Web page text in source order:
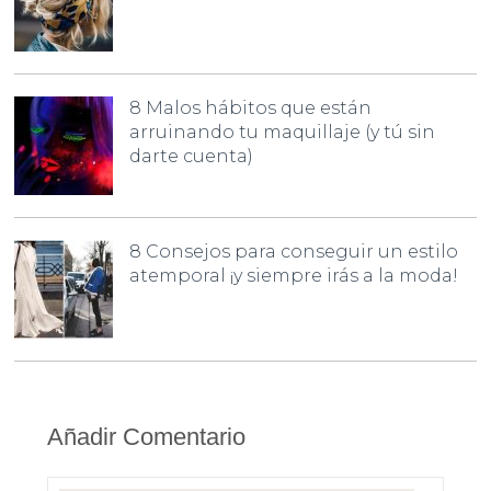
8 Malos hábitos que están
arruinando tu maquillaje (y tú sin
darte cuenta)
8 Consejos para conseguir un estilo
atemporal ¡y siempre irás a la moda!
Añadir Comentario